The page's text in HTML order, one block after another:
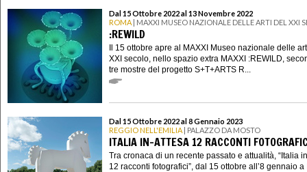
Dal 15 Ottobre 2022 al 13 Novembre 2022
ROMA | MAXXI MUSEO NAZIONALE DELLE ARTI DEL XXI
:REWILD
Il 15 ottobre apre al MAXXI Museo nazionale delle
XXI secolo, nello spazio extra MAXXI :REWILD,
tre mostre del progetto S+T+ARTS R...
Dal 15 Ottobre 2022 al 8 Gennaio 2023
REGGIO NELL'EMILIA | PALAZZO DA MOSTO
ITALIA IN-ATTESA 12 RACCONTI
Tra cronaca di un recente passato e attualità, “Italia
12 racconti fotografici”, dal 15 ottobre all’8 gennaio a